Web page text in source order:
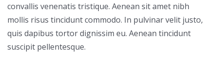
convallis venenatis tristique. Aenean sit amet nibh
mollis risus tincidunt commodo. In pulvinar velit justo,
quis dapibus tortor dignissim eu. Aenean tincidunt
suscipit pellentesque.